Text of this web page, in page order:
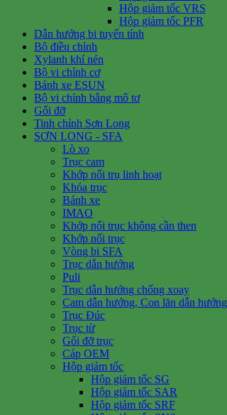
Hộp giảm tốc VRS
Hộp giảm tốc PFR
Dẫn hướng bi tuyến tính
Bộ điều chỉnh
Xylanh khí nén
Bộ vi chỉnh cơ
Bánh xe ESUN
Bộ vi chỉnh bằng mô tơ
Gối đỡ
Tinh chỉnh Sơn Long
SƠN LONG - SFA
Lò xo
Trục cam
Khớp nối trụ linh hoạt
Khóa trục
Bánh xe
IMAO
Khớp nối trục không cần then
Khớp nối trục
Vòng bi SFA
Trục dẫn hướng
Puli
Trục dẫn hướng chống xoay
Cam dẫn hướng, Con lăn dẫn hướng
Trục Đúc
Trục từ
Gối đỡ trục
Cáp OEM
Hộp giảm tốc
Hộp giảm tốc SG
Hộp giảm tốc SAR
Hộp giảm tốc SRF